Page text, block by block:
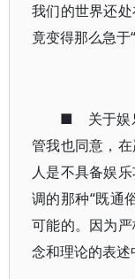
我们的世界还
竟变得那么急于
■ 关于娱
管我也同意，
人是不具备娱
调的那种“既通
可能的。因为
念和理论的表述